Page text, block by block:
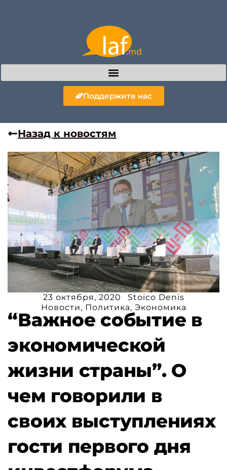
Поддержите нас
Назад к новостям
23 октября, 2020
Stoico Denis
Новости, Политика, Экономика
“Важное событие в
экономической
жизни страны”. О
чем говорили в
своих выступлениях
гости первого дня